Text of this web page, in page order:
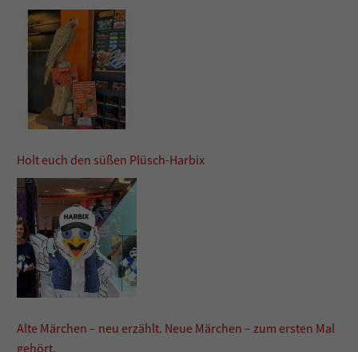
Holt euch den süßen Plüsch-Harbix
Alte Märchen – neu erzählt. Neue Märchen – zum ersten Mal
gehört.